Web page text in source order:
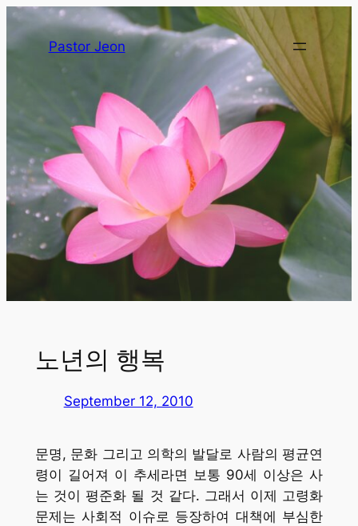
Pastor Jeon
노년의 행복
September 12, 2010
문명, 문화 그리고 의학의 발달로 사람의 평균연
령이 길어져 이 추세라면 보통 90세 이상은 사
는 것이 평준화 될 것 같다. 그래서 이제 고령화
문제는 사회적 이슈로 등장하여 대책에 부심한